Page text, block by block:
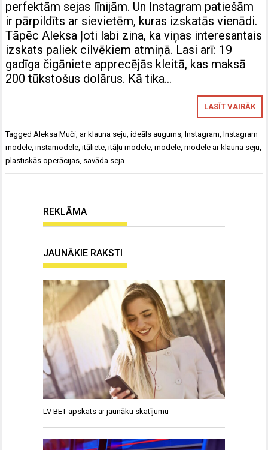
perfektām sejas līnijām. Un Instagram patiešām
ir pārpildīts ar sievietēm, kuras izskatās vienādi.
Tāpēc Aleksa ļoti labi zina, ka viņas interesantais
izskats paliek cilvēkiem atmiņā. Lasi arī: 19
gadīga čigāniete apprecējās kleitā, kas maksā
200 tūkstošus dolārus. Kā tika…
LASĪT VAIRĀK
Tagged Aleksa Muči ,ar klauna seju ,ideāls augums ,Instagram ,Instagram
modele ,instamodele ,itāliete ,itāļu modele ,modele ,modele ar klauna seju
plastiskās operācijas savāda seja
REKLĀMA
JAUNĀKIE RAKSTI
LV BET apskats ar jaunāku skatījumu